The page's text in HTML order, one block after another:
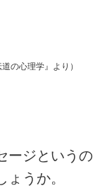
の心理学』より）
ージというの
うか。